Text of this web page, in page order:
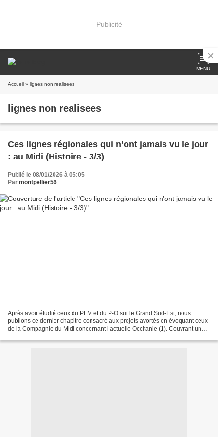
Publicité
MENU
Accueil » lignes non realisees
lignes non realisees
Ces lignes régionales qui n’ont jamais vu le jour
: au Midi (Histoire - 3/3)
Publié le 08/01/2026 à 05:05
Par montpellier56
Après avoir étudié ceux du PLM et du P-O sur le Grand Sud-Est, nous
publions ce dernier chapitre consacré aux projets avortés en évoquant ceux
de la Compagnie du Midi concernant l’actuelle Occitanie (1). Couvrant une